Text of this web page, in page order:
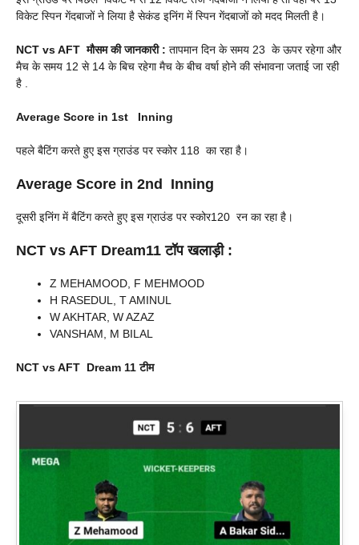
विकेट स्पिन गेंदबाजों ने लिया है सेकंड इनिंग में स्पिन गेंदबाजों को मदद मिलती है।
NCT vs AFTमौसम की जानकारी : तापमान दिन के समय 23 के ऊपर रहेगा और
मैच के समय 12 से 14 के बिच रहेगा मैच के बीच वर्षा होने की संभावना जताई जा रही
है .
Average Score in 1st Inning
पहले बैटिंग करते हुए इस ग्राउंड पर स्कोर 118 का रहा है।
Average Score in 2nd Inning
दूसरी इनिंग में बैटिंग करते हुए इस ग्राउंड पर स्कोर120 रन का रहा है।
NCT vs AFT Dream11 टॉप खलाड़ी :
Z MEHAMOOD, F MEHMOOD
H RASEDUL, T AMINUL
W AKHTAR, W AZAZ
VANSHAM, M BILAL
NCT vs AFT Dream 11टीम